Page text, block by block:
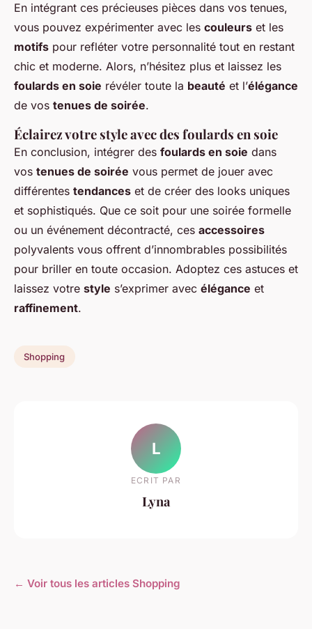
En intégrant ces précieuses pièces dans vos tenues,
vous pouvez expérimenter avec les couleurs et les
motifs pour refléter votre personnalité tout en restant
chic et moderne. Alors, n’hésitez plus et laissez les
foulards en soie révéler toute la beauté et l’élégance
de vos tenues de soirée.
Éclairez votre style avec des foulards en soie
En conclusion, intégrer des foulards en soie dans
vos tenues de soirée vous permet de jouer avec
différentes tendances et de créer des looks uniques
et sophistiqués. Que ce soit pour une soirée formelle
ou un événement décontracté, ces accessoires
polyvalents vous offrent d’innombrables possibilités
pour briller en toute occasion. Adoptez ces astuces et
laissez votre style s’exprimer avec élégance et
raffinement.
Shopping
L
ECRIT PAR
Lyna
← Voir tous les articles Shopping